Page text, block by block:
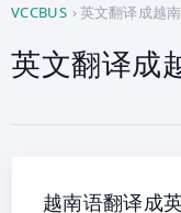
VCCBUS ›英文翻译成越
英文翻译成
越南语翻译成